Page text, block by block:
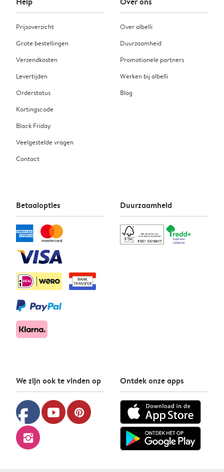
Prijsoverzicht
Grote bestellingen
Verzendkosten
Levertijden
Orderstatus
Kortingscode
Black Friday
Veelgestelde vragen
Contact
Over albelli
Duurzaamheid
Promotionele partners
Werken bij albelli
Blog
Betaalopties Duurzaamheid
We zijn ook te vinden op
facebook youtube pinterest
instagram
Ontdek onze apps